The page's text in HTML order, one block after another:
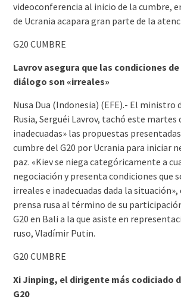
videoconferencia al inicio de la cumbre,
de Ucrania acapara gran parte de la
G20 CUMBRE
Lavrov asegura que las condiciones de
diálogo son «irreales»
Nusa Dua (Indonesia) (EFE).- El ministro
Rusia, Serguéi Lavrov, tachó este martes
inadecuadas» las propuestas
cumbre del G20 por Ucrania para iniciar
paz. «Kiev se niega categóricamente a
negociación y presenta condiciones que
irreales e inadecuadas dada la situación»,
prensa rusa al término de su
G20 en Bali a la que asiste en
ruso, Vladímir Putin.
G20 CUMBRE
Xi Jinping, el dirigente más codiciado
G20